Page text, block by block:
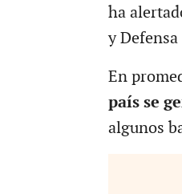
ha
y
En
país se
algunos